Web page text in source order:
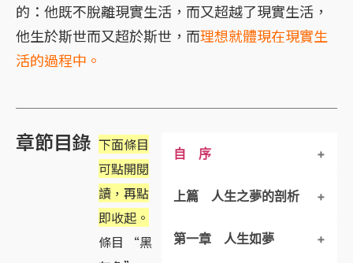
的：他既不脫離現實生活，而又超越了現實生活，
他生於斯世而又超於斯世，而理想就體現在現實生
活的過程中。
章節目錄 下面條目
可點開閱
讀，再點
即收起。
條目 “黑
自 序
上篇 人生之夢的剖析
第一章 人生如夢